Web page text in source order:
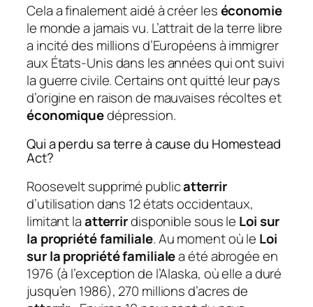
Cela a finalement aidé à créer leséconomie
le monde a jamais vu. L’attrait de la terre libre
a incité des millions d’Européens à immigrer
aux États-Unis dans les années qui ont suivi
la guerre civile. Certains ont quitté leur pays
d’origine en raison de mauvaises récoltes et
économiquedépression.
Qui a perdu sa terre à cause du Homestead
Act?
Roosevelt supprimé publicatterrir
d’utilisation dans 12 états occidentaux,
limitant laatterrirdisponible sous le Loi sur
la propriété familiale. Au moment où le Loi
sur la propriété familialea été abrogée en
1976 (à l’exception de l’Alaska, où elle a duré
jusqu’en 1986), 270 millions d’acres de